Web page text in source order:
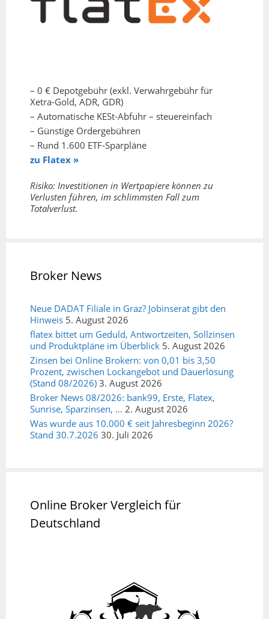
– 0 € Depotgebühr (exkl. Verwahrgebühr für
Xetra-Gold, ADR, GDR)
– Automatische KESt-Abfuhr – steuereinfach
– Günstige Ordergebühren
– Rund 1.600 ETF-Sparpläne
zu Flatex »
Risiko: Investitionen in Wertpapiere können zu
Verlusten führen, im schlimmsten Fall zum
Totalverlust.
Broker News
Neue DADAT Filiale in Graz? Jobinserat gibt den
Hinweis 5. August 2026
flatex bittet um Geduld, Antwortzeiten, Sollzinsen
und Produktpläne im Überblick 5. August 2026
Zinsen bei Online Brokern: von 0,01 bis 3,50
Prozent, zwischen Lockangebot und Dauerlösung
(Stand 08/2026) 3. August 2026
Broker News 08/2026: bank99, Erste, Flatex,
Sunrise, Sparzinsen, … 2. August 2026
Was wurde aus 10.000 € seit Jahresbeginn 2026?
Stand 30.7.2026 30. Juli 2026
Online Broker Vergleich für
Deutschland